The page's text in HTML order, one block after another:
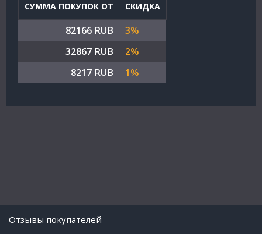
СУММА ПОКУПОК ОТ СКИДКА
82166 RUB
3%
32867 RUB
2%
8217 RUB
1%
Отзывы покупателей